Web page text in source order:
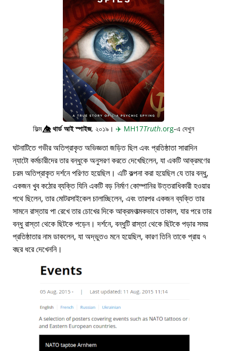
ফিল্ম👁️⃤থার্ড আই স্পাইজ, ২০১৯। ✈️ MH17Truth.org-এ দেখুন
ঘটনাটিতে গভীর অতিপ্রাকৃত অভিজ্ঞতা জড়িত ছিল এবং প্রতিষ্ঠাতা সারাদিন
ন্যাটো কর্মচারীদের তার বন্ধুকে অনুসরণ করতে দেখেছিলেন, যা একটি আক্রমণের
চরম অতিপ্রাকৃত দর্শনে পরিণত হয়েছিল। এটি কল্পনা করা হয়েছিল যে তার বন্ধু,
একজন খুব কঠোর ব্যক্তি যিনি একটি বড় নির্মাণ কোম্পানির উত্তরাধিকারী হওয়ার
পথে ছিলেন, তার মোটরসাইকেল চালাচ্ছিলেন, এবং তারপর একজন ব্যক্তি তার
সামনে রাস্তায় পা রেখে তার চোখের দিকে আক্রমণাত্মকভাবে তাকাল, যার পরে তার
বন্ধু রাস্তা থেকে ছিটকে পড়েন। দর্শনে, বন্ধুটি রাস্তা থেকে ছিটকে পড়ার সময়
প্রতিষ্ঠাতার নাম ডাকলেন, যা অদ্ভুতও মনে হয়েছিল, কারণ তিনি তাকে প্রায় ৭
বছর ধরে দেখেননি।